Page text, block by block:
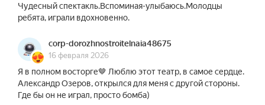
Чудесный спектакль.Вспоминая-улыбаюсь.Молодцы
ребята, играли вдохновенно.
corp-dorozhnostroitelnaia48675
16 февраля 2026
Я в полном восторге🤎 Люблю этот театр, в самое сердце.
Александр Озеров, открылся для меня с другой стороны.
Где бы он не играл, просто бомба)